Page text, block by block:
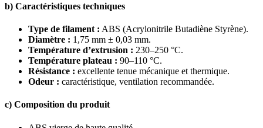
b) Caractéristiques techniques
Type de filament : ABS (Acrylonitrile Butadiène Styrène).
Diamètre : 1,75 mm ± 0,03 mm.
Température d’extrusion : 230–250 °C.
Température plateau : 90–110 °C.
Résistance : excellente tenue mécanique et thermique.
Odeur : caractéristique, ventilation recommandée.
c) Composition du produit